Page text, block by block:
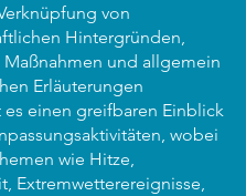
von
Hintergründen,
und allgemein
Erläuterungen
einen greifbaren Einblick
wobei
wie Hitze,
Extremwetterereignisse,